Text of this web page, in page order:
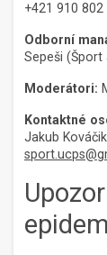
+421 910 802
Odborní
Sepeši (Šport
Moderátori:
Kontaktné
Jakub